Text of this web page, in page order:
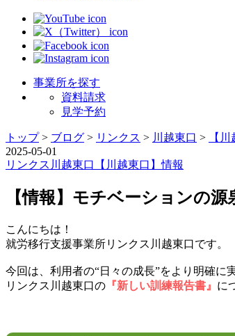
事業所を探す
資料請求
見学予約
トップ> ブログ > リンクス > 川越東口 > 【
2025-05-01
リンクス 川越東口 【川越東口】情報
【情報】モチベーションの
こんにちは！
就労移行支援事業所リンクス川越東口です。
今回は、利用者の“日々の成長”をより明確に
リンクス川越東口の 『新しい訓練報告書』 に